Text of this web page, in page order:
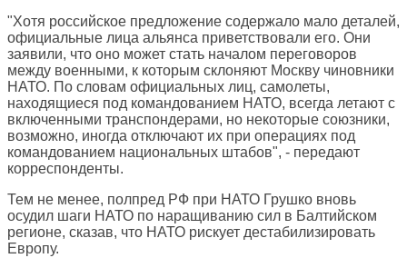
"Хотя российское предложение содержало мало деталей,
официальные лица альянса приветствовали его. Они
заявили, что оно может стать началом переговоров
между военными, к которым склоняют Москву чиновники
НАТО. По словам официальных лиц, самолеты,
находящиеся под командованием НАТО, всегда летают с
включенными транспондерами, но некоторые союзники,
возможно, иногда отключают их при операциях под
командованием национальных штабов", - передают
корреспонденты.
Тем не менее, полпред РФ при НАТО Грушко вновь
осудил шаги НАТО по наращиванию сил в Балтийском
регионе, сказав, что НАТО рискует дестабилизировать
Европу.